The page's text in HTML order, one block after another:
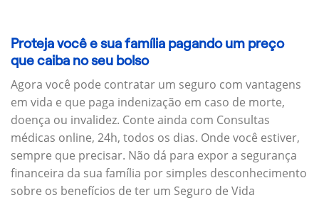
Proteja você e sua família pagando um preço
que caiba no seu bolso
Agora você pode contratar um seguro com vantagens
em vida e que paga indenização em caso de morte,
doença ou invalidez. Conte ainda com Consultas
médicas online, 24h, todos os dias. Onde você estiver,
sempre que precisar. Não dá para expor a segurança
financeira da sua família por simples desconhecimento
sobre os benefícios de ter um Seguro de Vida